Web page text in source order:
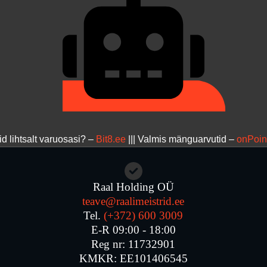
lihtsalt varuosasi? – Bit8.ee||| Valmis mänguarvutid –
Raal Holding OÜ
teave@raalimeistrid.ee
Tel.(+372) 600 3009
E-R 09:00 - 18:00
Reg nr: 11732901
KMKR: EE101406545